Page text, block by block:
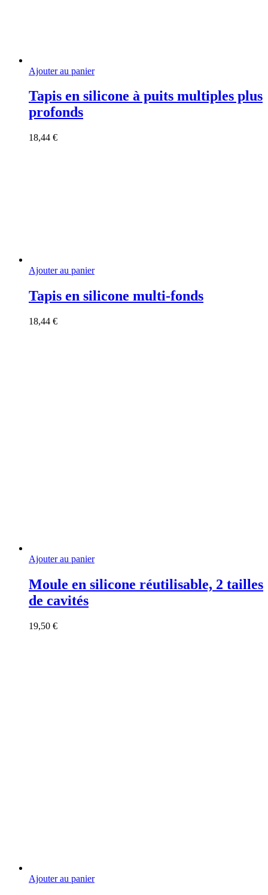
Ajouter au panier
Tapis en silicone à puits multiples plus
profonds
18,44 €
Ajouter au panier
Tapis en silicone multi-fonds
18,44 €
Ajouter au panier
Moule en silicone réutilisable, 2 tailles
de cavités
19,50 €
Ajouter au panier